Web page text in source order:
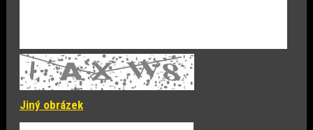
Jiný obrázek